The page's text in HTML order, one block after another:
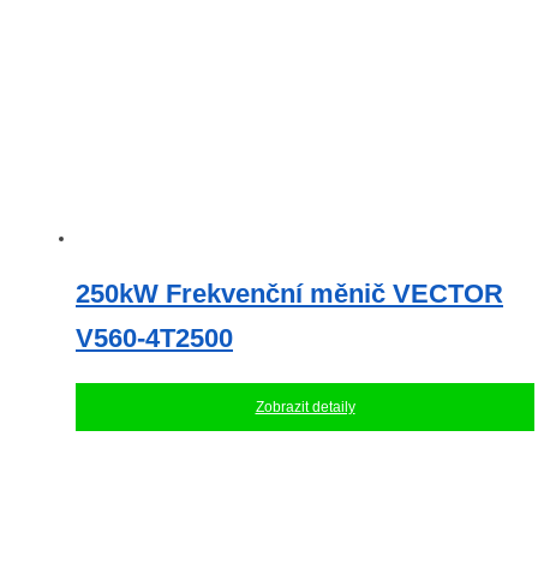
250kW Frekvenční měnič VECTOR
V560-4T2500
Zobrazit detaily